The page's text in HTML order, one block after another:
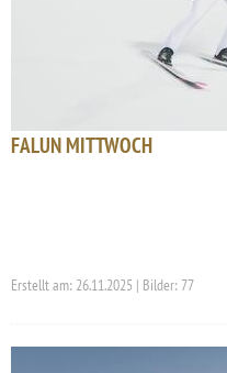
FALUN MITTWOCH
Erstellt am: 26.11.2025 | Bilder: 77